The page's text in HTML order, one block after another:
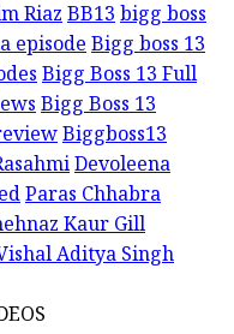
RiazBB13bigg boss
episodeBigg boss 13
Bigg Boss 13 Full
Bigg Boss 13
Biggboss13
Devoleena
Paras Chhabra
Kaur Gill
Aditya Singh